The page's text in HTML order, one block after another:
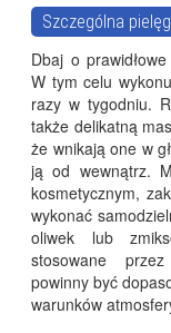
Szczególna
Dbaj o
W tym celu
razy w tygodniu.
także delikatną
że wnikają one w
ją od wewnątrz.
kosmetycznym,
wykonać
oliwek lub
stosowane
powinny być
warunków